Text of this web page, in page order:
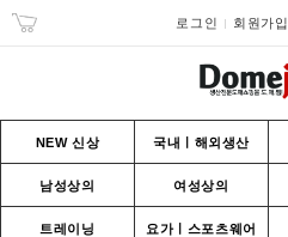
로그인 회원가입
NEW 신상 국내ㅣ해외생산
남성상의 여성상의
트레이닝 요가ㅣ스포츠웨어